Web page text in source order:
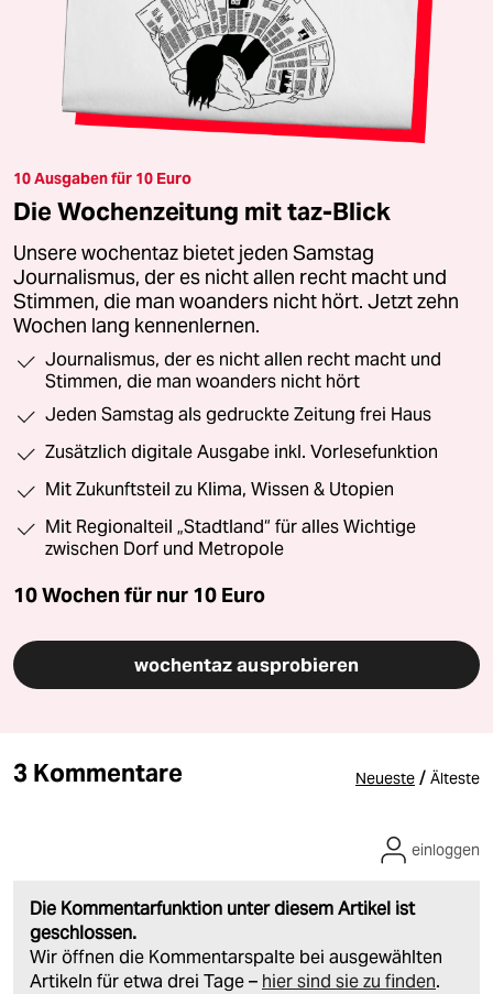
10 Ausgaben für 10 Euro
Die Wochenzeitung mit taz-Blick
Unsere wochentaz bietet jeden Samstag
Journalismus, der es nicht allen recht macht und
Stimmen, die man woanders nicht hört. Jetzt zehn
Wochen lang kennenlernen.
Journalismus, der es nicht allen recht macht und
Stimmen, die man woanders nicht hört
Jeden Samstag als gedruckte Zeitung frei Haus
Zusätzlich digitale Ausgabe inkl. Vorlesefunktion
Mit Zukunftsteil zu Klima, Wissen & Utopien
Mit Regionalteil „Stadtland“ für alles Wichtige
zwischen Dorf und Metropole
10 Wochen für nur 10 Euro
wochentaz ausprobieren
3 Kommentare Neueste / Älteste
Die Kommentarfunktion unter diesem Artikel ist
geschlossen.
Wir öffnen die Kommentarspalte bei ausgewählten
Artikeln für etwa drei Tage – hier sind sie zu finden.
einloggen